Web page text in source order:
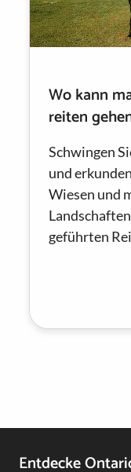
Wo kann
reiten
Schwingen
und
Wiesen und
geführten
Entdecke